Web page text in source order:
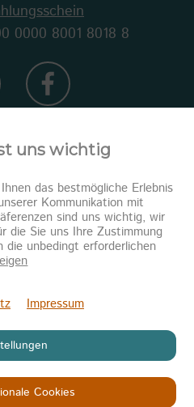
0000 8001 8018 8
abonnieren
KINDER IN NOT
uns wichtig
das bestmögliche Erlebnis
Kommunikation mit
sind uns wichtig, wir
die Sie uns Ihre Zustimmung
die unbedingt erforderlichen
Impressum
Cookies